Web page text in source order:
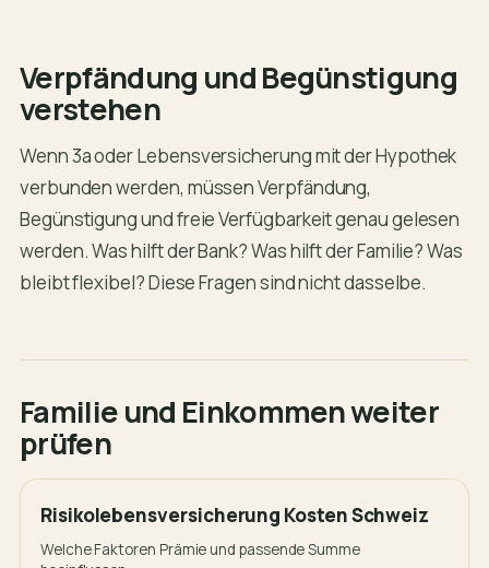
Verpfändung und Begünstigung
verstehen
Wenn 3a oder Lebensversicherung mit der Hypothek
verbunden werden, müssen Verpfändung,
Begünstigung und freie Verfügbarkeit genau gelesen
werden. Was hilft der Bank? Was hilft der Familie? Was
bleibt flexibel? Diese Fragen sind nicht dasselbe.
Familie und Einkommen weiter
prüfen
Risikolebensversicherung Kosten Schweiz
Welche Faktoren Prämie und passende Summe